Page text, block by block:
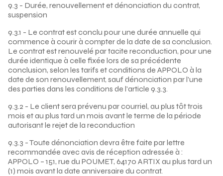
9.3 - Durée, renouvellement et dénonciation du contrat,
suspension
9.3.1 - Le contrat est conclu pour une durée annuelle qui
commence à courir à compter de la date de sa conclusion.
Le contrat est renouvelé par tacite reconduction, pour une
durée identique à celle fixée lors de sa précédente
conclusion, selon les tarifs et conditions de APPOLO à la
date de son renouvellement, sauf dénonciation par l'une
des parties dans les conditions de l'article 9.3.3.
9.3.2 - Le client sera prévenu par courriel, au plus tôt trois
mois et au plus tard un mois avant le terme de la période
autorisant le rejet de la reconduction
9.3.3 - Toute dénonciation devra être faite par lettre
recommandée avec avis de réception adressée à :
APPOLO – 151, rue du POUMET, 64170 ARTIX au plus tard un
(1) mois avant la date anniversaire du contrat.